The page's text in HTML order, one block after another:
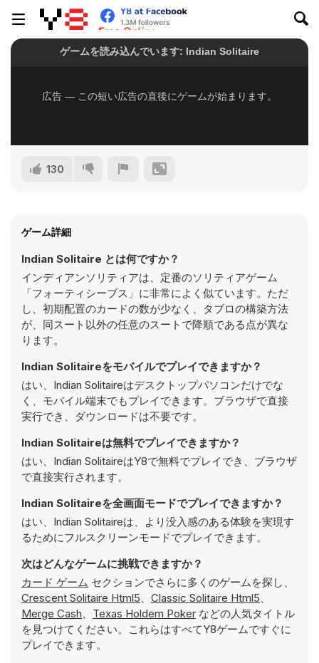
130
ゲーム詳細
Indian Solitaire とは何ですか？
インディアンソリティアは、定番のソリティアゲーム
「フォーティシーブス」に非常によく似ています。ただ
し、初期配置のカードの数が少なく、タブロの構築方法
が、同スート以外の任意のスートで降順である点が異な
ります。
Indian Solitaireをモバイルでプレイできますか？
はい、Indian Solitaireはデスクトップパソコンだけでな
く、モバイル端末でもプレイできます。ブラウザで直接
実行でき、ダウンロードは不要です。
Indian Solitaireは無料でプレイできますか？
はい、Indian SolitaireはY8で無料でプレイでき、ブラウザ
で直接実行されます。
Indian Solitaireを全画面モードでプレイできますか？
はい、Indian Solitaireは、より没入感のある体験を実現す
るためにフルスクリーンモードでプレイできます。
次はどんなゲームに挑戦できますか？
カード ゲーム セクションでさらに多くのゲームを探し、
Crescent Solitaire Html5、 Classic Solitaire Html5、
Merge Cash、 Texas Holdem Poker などの人気タイトル
を見つけてください。これらはすべてY8ゲームですぐに
プレイできます。